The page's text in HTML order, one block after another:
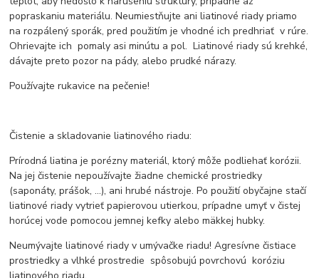
popraskaniu materiálu. Neumiestňujte ani liatinové riady priamo
na rozpálený sporák, pred použitím je vhodné ich predhriať v rúre.
Ohrievajte ich pomaly asi minútu a pol. Liatinové riady sú krehké,
dávajte preto pozor na pády, alebo prudké nárazy.
Používajte rukavice na pečenie!
Čistenie a skladovanie liatinového riadu:
Prírodná liatina je porézny materiál, ktorý môže podliehať korózii.
Na jej čistenie nepoužívajte žiadne chemické prostriedky
(saponáty, prášok, ...), ani hrubé nástroje. Po použití obyčajne stačí
liatinové riady vytrieť papierovou utierkou, prípadne umyť v čistej
horúcej vode pomocou jemnej kefky alebo mäkkej hubky.
Neumývajte liatinové riady v umývačke riadu! Agresívne čistiace
prostriedky a vlhké prostredie spôsobujú povrchovú koróziu